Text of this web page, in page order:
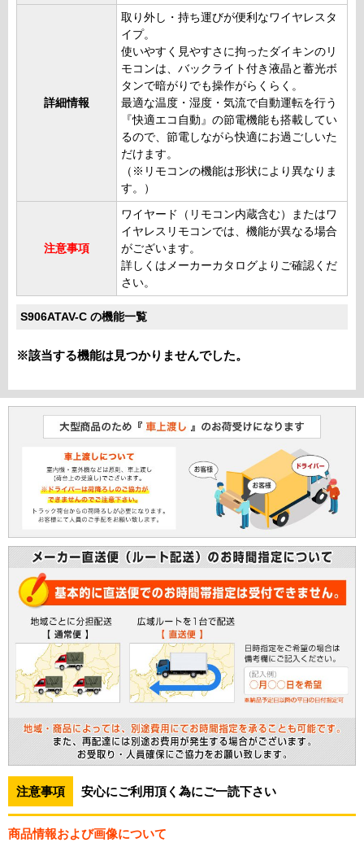
詳細情報
取り外し・持ち運びが便利なワイヤレスタ
イプ。
使いやすく見やすさに拘ったダイキンのリ
モコンは、バックライト付き液晶と蓄光ボ
タンで暗がりでも操作がらくらく。
最適な温度・湿度・気流で自動運転を行う
『快適エコ自動』の節電機能も搭載してい
るので、節電しながら快適にお過ごしいた
だけます。
（※リモコンの機能は形状により異なりま
す。）
注意事項
ワイヤード（リモコン内蔵含む）またはワ
イヤレスリモコンでは、機能が異なる場合
がございます。
詳しくはメーカーカタログよりご確認くだ
さい。
S906ATAV-C の機能一覧
※該当する機能は見つかりませんでした。
注意事項 安心にご利用頂く為にご一読下さい
商品情報および画像について